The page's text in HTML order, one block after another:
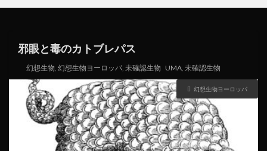
邪眼と毒のカトブレパス
幻想生物, 幻想生物ヨーロッパ, 未確認生物 UMA, 未確認生物
幻想生物ヨーロッパ